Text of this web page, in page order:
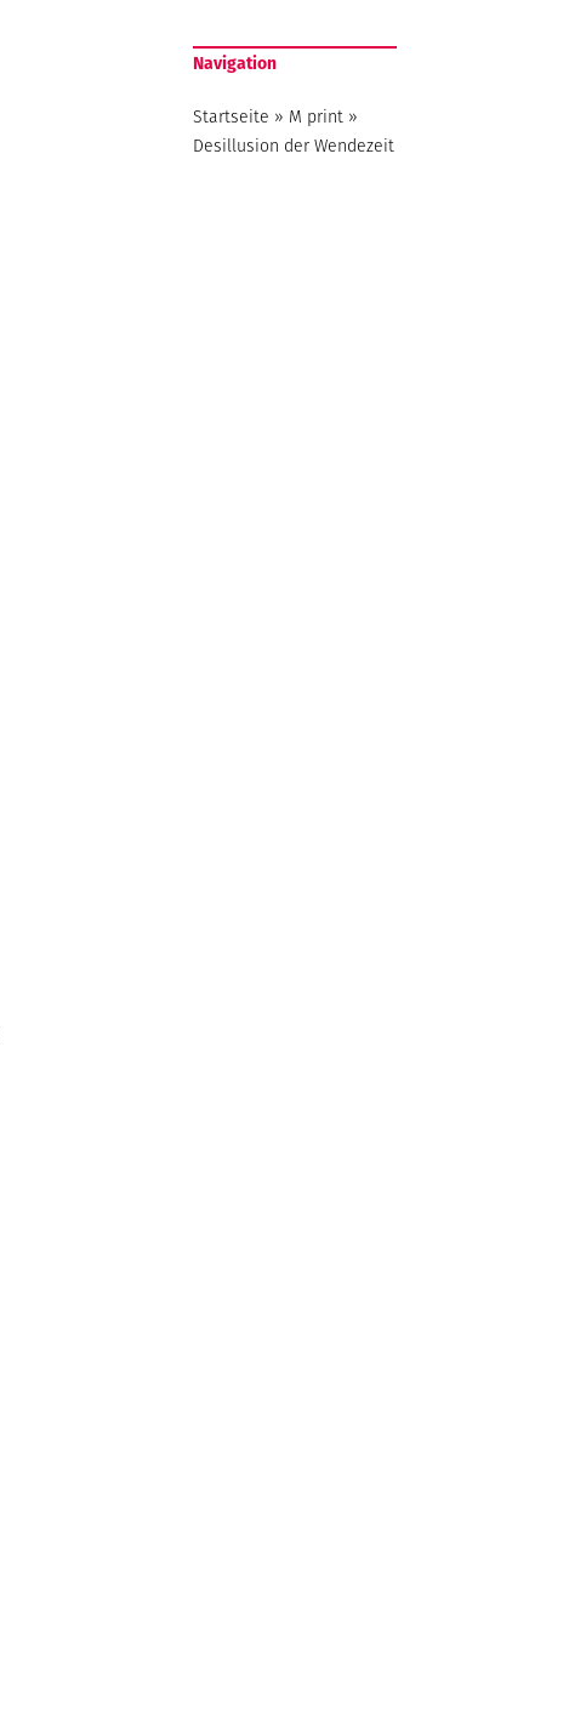
Navigation
Startseite » M print »
Desillusion der Wendezeit